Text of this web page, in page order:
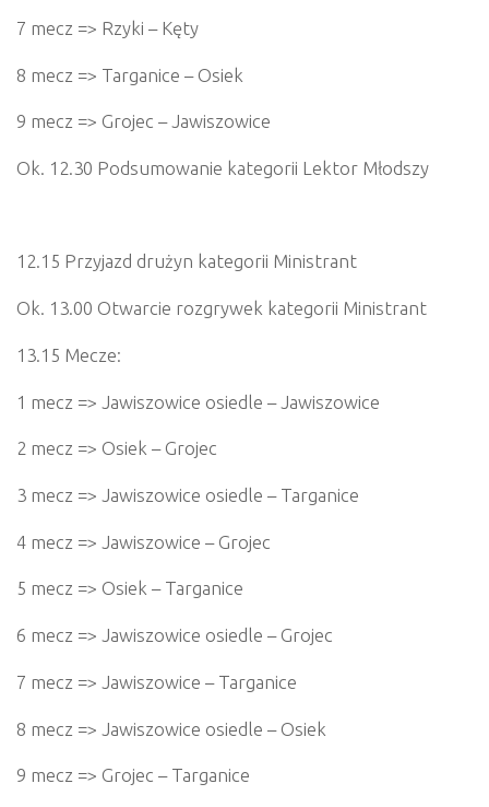
7 mecz => Rzyki – Kęty
8 mecz => Targanice – Osiek
9 mecz => Grojec – Jawiszowice
Ok. 12.30 Podsumowanie kategorii Lektor Młodszy
12.15 Przyjazd drużyn kategorii Ministrant
Ok. 13.00 Otwarcie rozgrywek kategorii Ministrant
13.15 Mecze:
1 mecz => Jawiszowice osiedle – Jawiszowice
2 mecz => Osiek – Grojec
3 mecz => Jawiszowice osiedle – Targanice
4 mecz => Jawiszowice – Grojec
5 mecz => Osiek – Targanice
6 mecz => Jawiszowice osiedle – Grojec
7 mecz => Jawiszowice – Targanice
8 mecz => Jawiszowice osiedle – Osiek
9 mecz => Grojec – Targanice